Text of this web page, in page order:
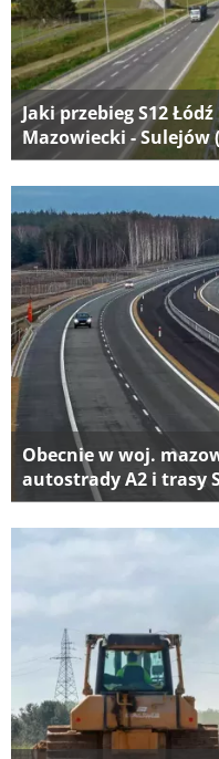
Jaki przebieg S12
Mazowiecki - Sulejów
Obecnie w woj.
autostrady A2 i trasy